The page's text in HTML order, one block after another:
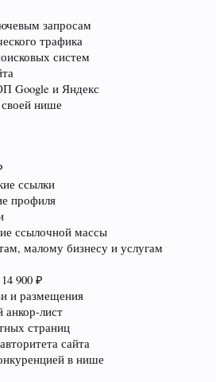
запросам
трафика
систем
Google и Яндекс
нише
ссылки
профиля
ссылочной массы
малому бизнесу и услугам
900 ₽
и размещения
лист
страниц
сайта
в нише